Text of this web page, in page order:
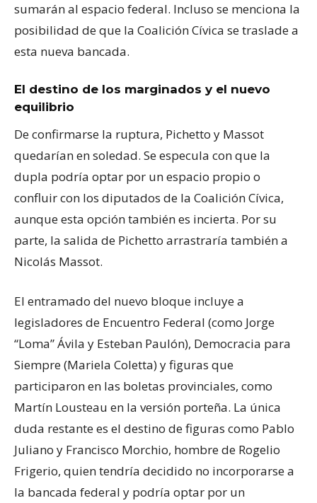
sumarán al espacio federal. Incluso se menciona la
posibilidad de que la Coalición Cívica se traslade a
esta nueva bancada.
El destino de los marginados y el nuevo
equilibrio
De confirmarse la ruptura, Pichetto y Massot
quedarían en soledad. Se especula con que la
dupla podría optar por un espacio propio o
confluir con los diputados de la Coalición Cívica,
aunque esta opción también es incierta. Por su
parte, la salida de Pichetto arrastraría también a
Nicolás Massot.
El entramado del nuevo bloque incluye a
legisladores de Encuentro Federal (como Jorge
“Loma” Ávila y Esteban Paulón), Democracia para
Siempre (Mariela Coletta) y figuras que
participaron en las boletas provinciales, como
Martín Lousteau en la versión porteña. La única
duda restante es el destino de figuras como Pablo
Juliano y Francisco Morchio, hombre de Rogelio
Frigerio, quien tendría decidido no incorporarse a
la bancada federal y podría optar por un